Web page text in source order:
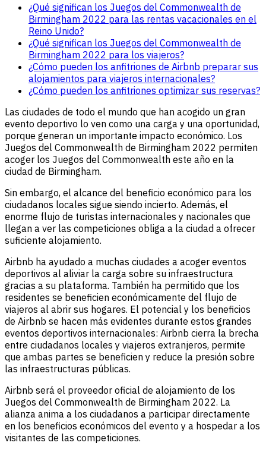
¿Qué significan los Juegos del Commonwealth de
Birmingham 2022 para las rentas vacacionales en el
Reino Unido?
¿Qué significan los Juegos del Commonwealth de
Birmingham 2022 para los viajeros?
¿Cómo pueden los anfitriones de Airbnb preparar sus
alojamientos para viajeros internacionales?
¿Cómo pueden los anfitriones optimizar sus reservas?
Las ciudades de todo el mundo que han acogido un gran
evento deportivo lo ven como una carga y una oportunidad,
porque generan un importante impacto económico. Los
Juegos del Commonwealth de Birmingham 2022 permiten
acoger los Juegos del Commonwealth este año en la
ciudad de Birmingham.
Sin embargo, el alcance del beneficio económico para los
ciudadanos locales sigue siendo incierto. Además, el
enorme flujo de turistas internacionales y nacionales que
llegan a ver las competiciones obliga a la ciudad a ofrecer
suficiente alojamiento.
Airbnb ha ayudado a muchas ciudades a acoger eventos
deportivos al aliviar la carga sobre su infraestructura
gracias a su plataforma. También ha permitido que los
residentes se beneficien económicamente del flujo de
viajeros al abrir sus hogares. El potencial y los beneficios
de Airbnb se hacen más evidentes durante estos grandes
eventos deportivos internacionales: Airbnb cierra la brecha
entre ciudadanos locales y viajeros extranjeros, permite
que ambas partes se beneficien y reduce la presión sobre
las infraestructuras públicas.
Airbnb será el proveedor oficial de alojamiento de los
Juegos del Commonwealth de Birmingham 2022. La
alianza anima a los ciudadanos a participar directamente
en los beneficios económicos del evento y a hospedar a los
visitantes de las competiciones.